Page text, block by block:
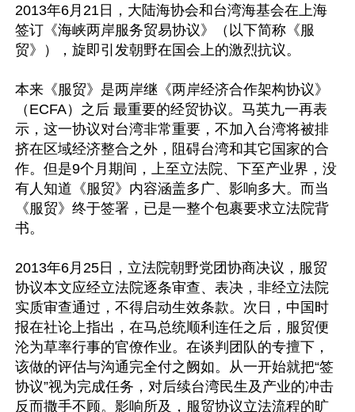
2013年6月21日，大陆海协会和台湾海基会在上海
签订《海峡两岸服务贸易协议》（以下简称《服
贸》），旋即引发朝野在国会上的激烈抗议。
本来《服贸》是两岸继《两岸经济合作架构协议》
（ECFA）之后 最重要的经贸协议。马英九一再表
示，这一协议对台湾非常重要，不加入台湾将被排
挤在区域经济整合之外，阻碍台湾和其它国家的合
作。但是9个月期间，上至立法院、下至产业界，没
有人知道《服贸》内容涵盖多广、影响多大。而当
《服贸》终于签署，已是一整个包裹要求立法院背
书。
2013年6月25日，立法院朝野党团协商决议，服贸
协议本文应经立法院逐条审查、表决，非经立法院
实质审查通过，不得启动生效条款。次日，中国时
报在社论上指出，在马总统顺利连任之后，服贸便
沦为草率行事的官僚作业。在谈判团队的专擅下，
该做的评估与沟通完全付之阙如。从一开始就把“签
协议”视为完成任务，对后续台湾民生及产业的冲击
反而撒手不顾。影响所及，服贸协议立法流程的旷